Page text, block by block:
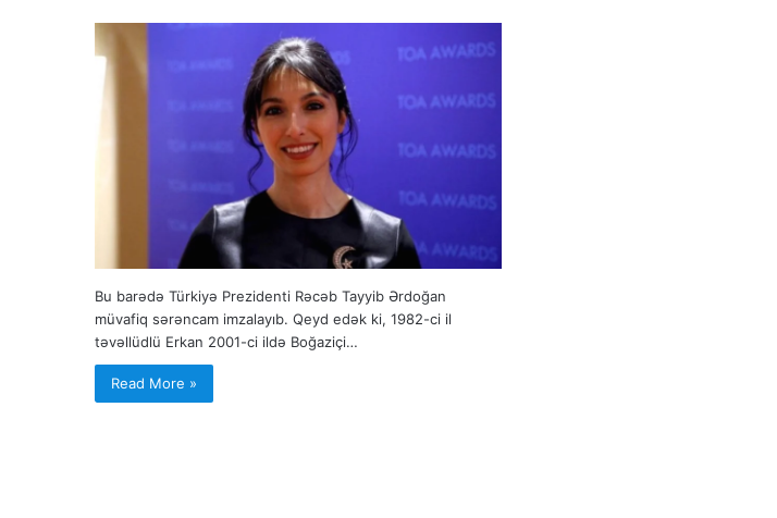
Bu barədə Türkiyə Prezidenti Rəcəb Tayyib Ərdoğan
müvafiq sərəncam imzalayıb. Qeyd edək ki, 1982-ci il
təvəllüdlü Erkan 2001-ci ildə Boğaziçi…
Read More »